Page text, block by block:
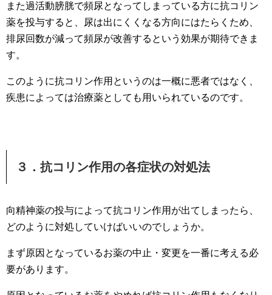
また過活動膀胱で頻尿となってしまっている方に抗コリン
薬を投与すると、尿は出にくくなる方向にはたらくため、
排尿回数が減って頻尿が改善するという効果が期待できま
す。
このように抗コリン作用というのは一概に悪者ではなく、
疾患によっては治療薬としても用いられているのです。
３．抗コリン作用の各症状の対処法
向精神薬の投与によって抗コリン作用が出てしまったら、
どのように対処していけばいいのでしょうか。
まず原因となっているお薬の中止・変更を一番に考える必
要があります。